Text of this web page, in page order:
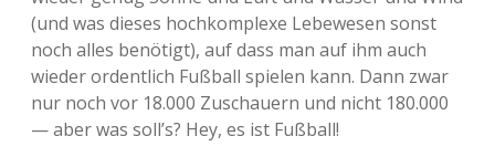
(und was dieses hochkomplexe Lebewesen sonst
noch alles benötigt), auf dass man auf ihm auch
wieder ordentlich Fußball spielen kann. Dann zwar
nur noch vor 18.000 Zuschauern und nicht 180.000
— aber was soll’s? Hey, es ist Fußball!